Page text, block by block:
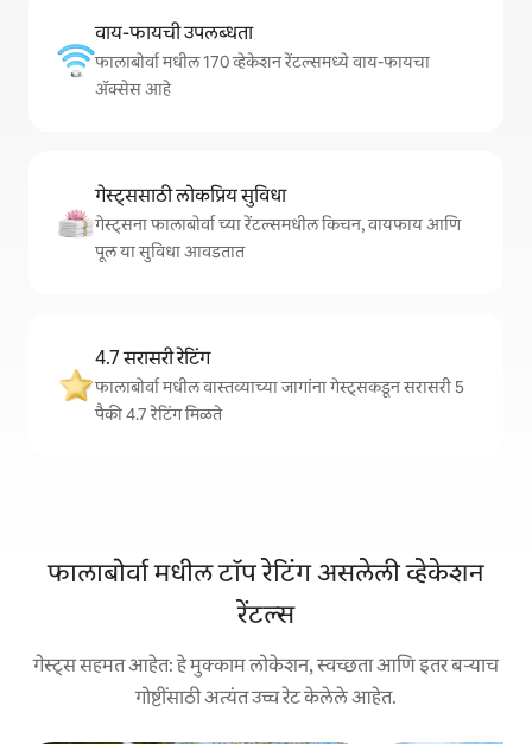
वाय-फायची उपलब्धता
फालाबोर्वा मधील 170 व्हेकेशन रेंटल्समध्ये वाय-फायचा
अ‍ॅक्सेस आहे
गेस्ट्ससाठी लोकप्रिय सुविधा
गेस्ट्सना फालाबोर्वा च्या रेंटल्समधील किचन, वायफाय आणि
पूल या सुविधा आवडतात
4.7 सरासरी रेटिंग
फालाबोर्वा मधील वास्तव्याच्या जागांना गेस्ट्सकडून सरासरी 5
पैकी 4.7 रेटिंग मिळते
फालाबोर्वा मधील टॉप रेटिंग असलेली व्हेकेशन
रेंटल्स
गेस्ट्स सहमत आहेत: हे मुक्काम लोकेशन, स्वच्छता आणि इतर बऱ्याच
गोष्टींसाठी अत्यंत उच्च रेट केलेले आहेत.